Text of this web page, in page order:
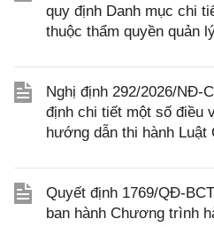
quy định Danh mục chi
thuộc thẩm quyền quản
Nghị định 292/2026/NĐ-
định chi tiết một số điều
hướng dẫn thi hành
Quyết định 1769/QĐ-
ban hành Chương trình